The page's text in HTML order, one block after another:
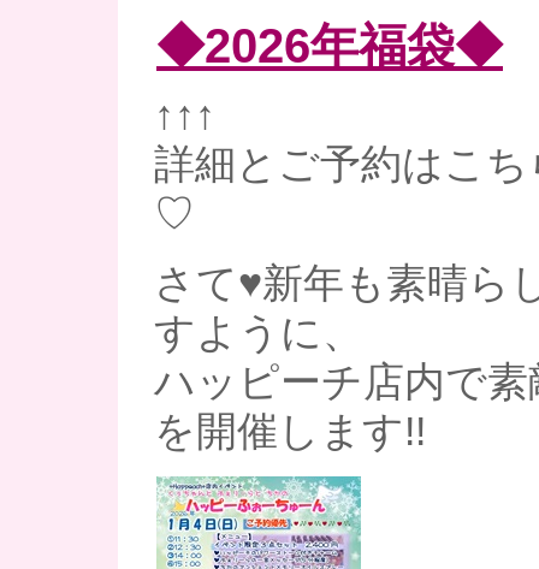
◆2026年福袋◆
↑↑↑
詳細とご予約はこ
♡
さて♥新年も素晴ら
すように、
ハッピーチ店内で
を開催します!!